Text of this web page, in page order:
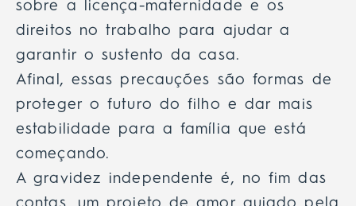
sobre a licença-maternidade e os
direitos no trabalho para ajudar a
garantir o sustento da casa.
Afinal, essas precauções são formas de
proteger o futuro do filho e dar mais
estabilidade para a família que está
começando.
A gravidez independente é, no fim das